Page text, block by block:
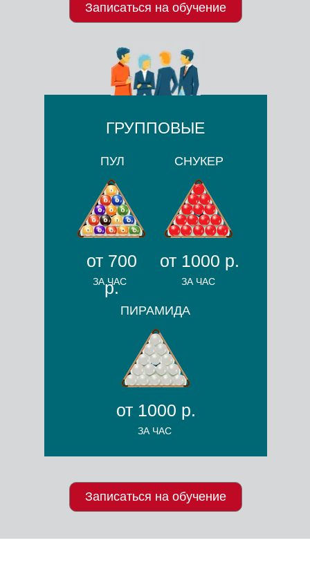
Записаться на обучение
ГРУППОВЫЕ
ПУЛ СНУКЕР
ПИРАМИДА
от 700
р.
от 1000 р.
от 1000 р.
ЗА ЧАС ЗА ЧАС
ЗА ЧАС
Записаться на обучение